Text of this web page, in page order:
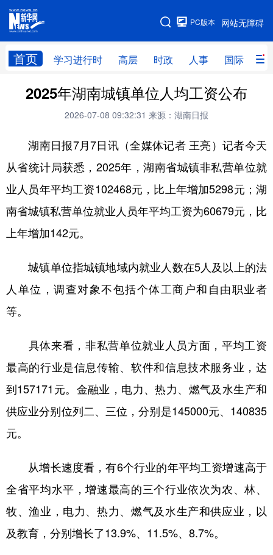
网站无障碍
PC版本
首页 学习进行时 高层 时政 人事 国际 财
网站地图
学习进行时 高层 时政 人事
财经 网评
台湾 思客智库 全球连线 教育
科技 科创 量子 体育
文化 书画 健康 军事
访谈 视频 图片 政务
食品 人居 信息化 数字经济
学术中国 乡村振兴 银龄 溯源中国
彩票 娱乐 时尚 悦读
公益 一带一路 亚太网 上市公司
北京 天津 河北 山西
辽宁 吉林 上海 江苏
2025年湖南城镇单位人均工资公布
2026-07-08 09:32:31 来源：湖南日报
湖南日报7月7日讯（全媒体记者 王亮）记者今天
从省统计局获悉，2025年，湖南省城镇非私营单位就
业人员年平均工资102468元，比上年增加5298元；湖
南省城镇私营单位就业人员年平均工资为60679元，比
上年增加142元。
城镇单位指城镇地域内就业人数在5人及以上的法
人单位，调查对象不包括个体工商户和自由职业者
等。
具体来看，非私营单位就业人员方面，平均工资
最高的行业是信息传输、软件和信息技术服务业，达
到157171元。金融业，电力、热力、燃气及水生产和
供应业分别位列二、三位，分别是145000元、140835
元。
从增长速度看，有6个行业的年平均工资增速高于
全省平均水平，增速最高的三个行业依次为农、林、
牧、渔业，电力、热力、燃气及水生产和供应业，以
及教育，分别增长了13.9%、11.5%、8.7%。